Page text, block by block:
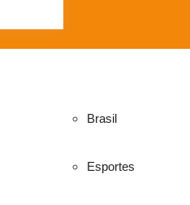
Brasil
Esportes